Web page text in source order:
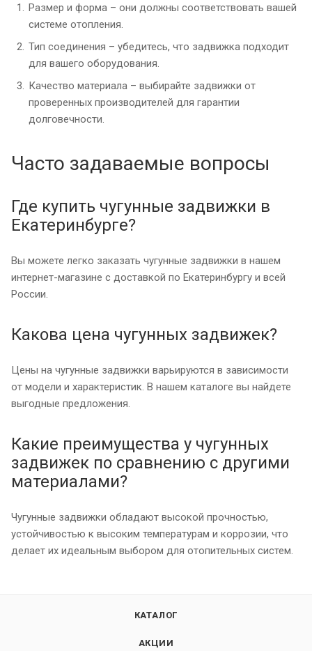
Размер и форма – они должны соответствовать вашей
системе отопления.
Тип соединения – убедитесь, что задвижка подходит
для вашего оборудования.
Качество материала – выбирайте задвижки от
проверенных производителей для гарантии
долговечности.
Часто задаваемые вопросы
Где купить чугунные задвижки в
Екатеринбурге?
Вы можете легко заказать чугунные задвижки в нашем
интернет-магазине с доставкой по Екатеринбургу и всей
России.
Какова цена чугунных задвижек?
Цены на чугунные задвижки варьируются в зависимости
от модели и характеристик. В нашем каталоге вы найдете
выгодные предложения.
Какие преимущества у чугунных
задвижек по сравнению с другими
материалами?
Чугунные задвижки обладают высокой прочностью,
устойчивостью к высоким температурам и коррозии, что
делает их идеальным выбором для отопительных систем.
КАТАЛОГ
АКЦИИ